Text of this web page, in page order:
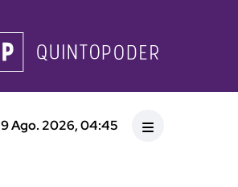
9 Ago. 2026, 04:45